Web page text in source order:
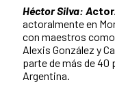
Héctor Silva: Actor.
actoralmente en
con maestros
Alexis González y
parte de más de 40
Argentina.